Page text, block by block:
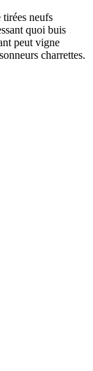
neufs
quoi buis
peut vigne
charrettes.